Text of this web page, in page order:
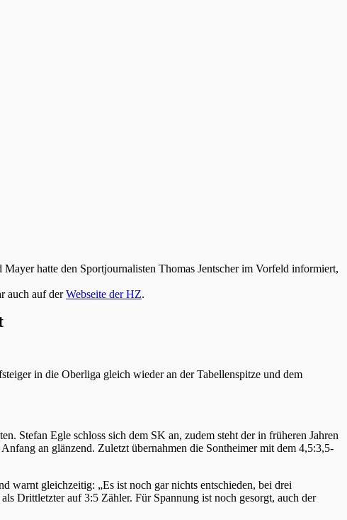
hatte den Sportjournalisten Thomas Jentscher im Vorfeld informiert,
auch auf derWebseite der HZ.
in die Oberliga gleich wieder an der Tabellenspitze und dem
Stefan Egle schloss sich dem SK an, zudem steht der in früheren Jahren
an glänzend. Zuletzt übernahmen die Sontheimer mit dem 4,5:3,5-
warnt gleichzeitig: „Es ist noch gar nichts entschieden, bei drei
Drittletzter auf 3:5 Zähler. Für Spannung ist noch gesorgt, auch der